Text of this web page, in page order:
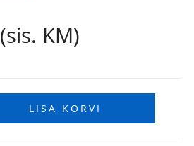
(sis. KM)
LISA KORVI